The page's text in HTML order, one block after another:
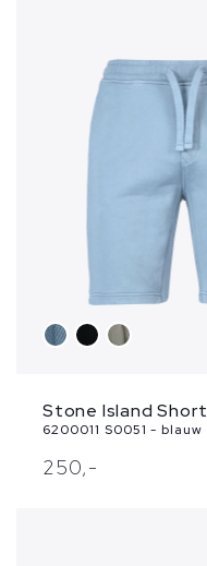
Stone Island Short
6200011 S0051 - blauw
250,-